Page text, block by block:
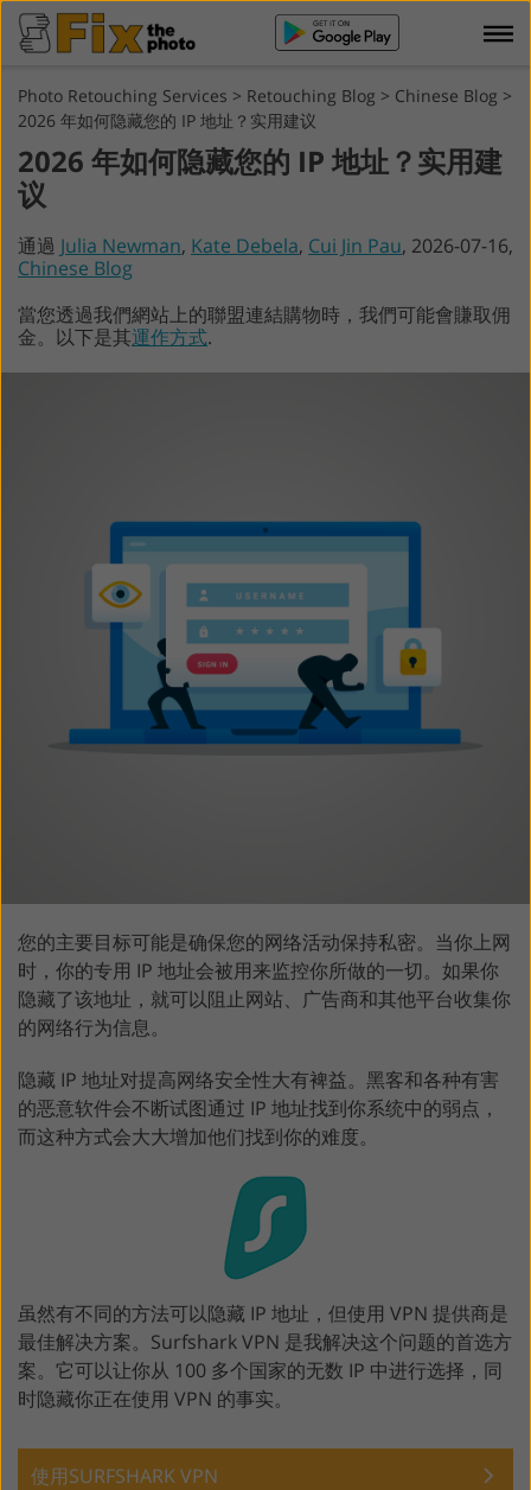
Photo Retouching Services > Retouching Blog > Chinese Blog >
2026 年如何隐藏您的 IP 地址？实用建议
2026 年如何隐藏您的 IP 地址？实用建
议
通過 Julia Newman, Kate Debela, Cui Jin Pau, 2026-07-16,
Chinese Blog
當您透過我們網站上的聯盟連結購物時，我們可能會賺取佣
金。以下是其運作方式.
您的主要目标可能是确保您的网络活动保持私密。当你上网
时，你的专用 IP 地址会被用来监控你所做的一切。如果你
隐藏了该地址，就可以阻止网站、广告商和其他平台收集你
的网络行为信息。
隐藏 IP 地址对提高网络安全性大有裨益。黑客和各种有害
的恶意软件会不断试图通过 IP 地址找到你系统中的弱点，
而这种方式会大大增加他们找到你的难度。
虽然有不同的方法可以隐藏 IP 地址，但使用 VPN 提供商是
最佳解决方案。Surfshark VPN 是我解决这个问题的首选方
案。它可以让你从 100 多个国家的无数 IP 中进行选择，同
时隐藏你正在使用 VPN 的事实。
使用SURFSHARK VPN